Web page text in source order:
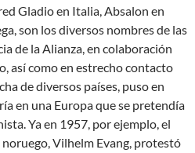
Gladio en Italia, Absalon en
son los diversos nombres de las
de la Alianza, en colaboración
así como en estrecho contacto
de diversos países, puso en
en una Europa que se pretendía
Ya en 1957, por ejemplo, el
Vilhelm Evang, protestó